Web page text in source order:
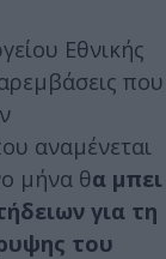
Εθνικής
που
αναμένεται
μήνα θα μπει
για τη
του